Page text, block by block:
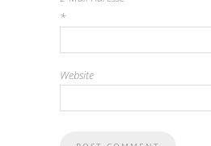
*
Website